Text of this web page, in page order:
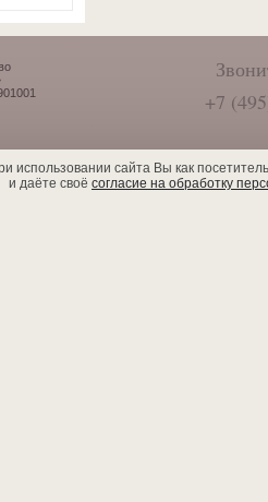
+7
использовании сайта Вы как
и даёте своё согласие на обработку